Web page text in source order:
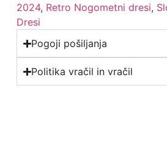
2024, Retro Nogometni dresi,
Dresi
Pogoji pošiljanja
Politika vračil in vračil